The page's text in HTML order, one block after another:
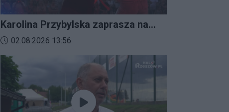
Karolina Przybylska zaprasza na
Imprezalia 2026
Data dodania materiału wideo:
02.08.2026 13:56